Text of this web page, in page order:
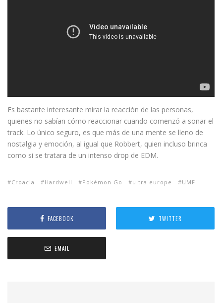
Es bastante interesante mirar la reacción de las personas,
quienes no sabían cómo reaccionar cuando comenzó a sonar el
track. Lo único seguro, es que más de una mente se lleno de
nostalgia y emoción, al igual que Robbert, quien incluso brinca
como si se tratara de un intenso drop de EDM.
Croacia Hardwell Pokémon Go ultra europe UMF
FACEBOOK TWITTER
EMAIL